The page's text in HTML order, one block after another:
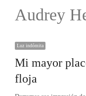
Audrey
Luz indómita
Mi mayor
floja